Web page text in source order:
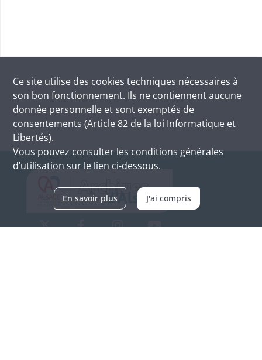
Ce site utilise des cookies techniques nécessaires à
son bon fonctionnement. Ils ne contiennent aucune
donnée personnelle et sont exemptés de
consentements (Article 82 de la loi Informatique et
Libertés).
Vous pouvez consulter les conditions générales
d’utilisation sur le lien ci-dessous.
En savoir plus J'ai compris